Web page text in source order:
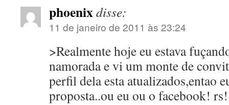
phoenixdisse:
11 de janeiro de 2011 às 23:24
>Realmente hoje eu estava
namorada e vi um monte de
perfil dela esta atualizados,entao
proposta..ou eu ou o facebook!